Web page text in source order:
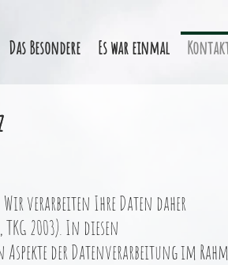
Das Besondere Es war einmal
verarbeiten Ihre Daten daher
2003). In diesen
der Datenverarbeitung im